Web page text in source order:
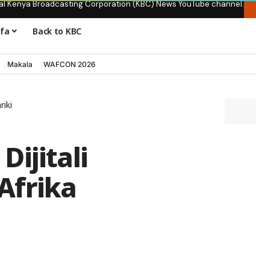
Kenya Broadcasting Corporation (KBC) News YouTube channel.
Back to KBC
Makala WAFCON 2026
Dijitali